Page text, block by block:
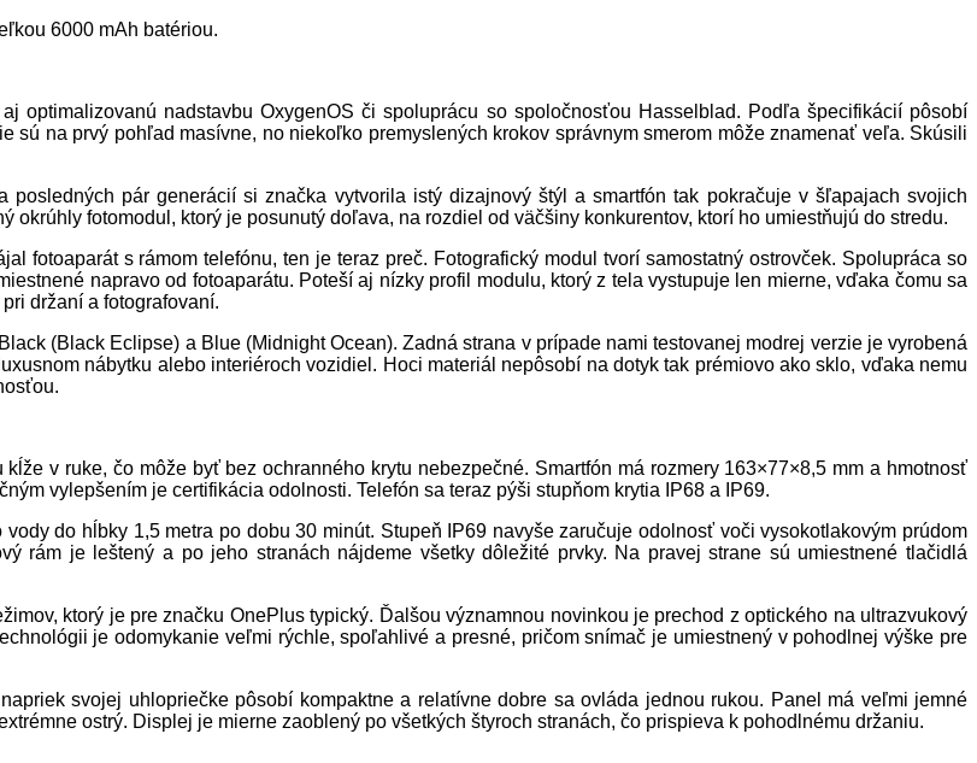
6000 mAh batériou.
optimalizovanú nadstavbu OxygenOS či spoluprácu so spoločnosťou Hasselblad. Podľa špecifikácií pôsobí
sú na prvý pohľad masívne, no niekoľko premyslených krokov správnym smerom môže znamenať veľa. Skúsili
pár generácií si značka vytvorila istý dizajnový štýl a smartfón tak pokračuje v šľapajach svojich
okrúhly fotomodul, ktorý je posunutý doľava, na rozdiel od väčšiny konkurentov, ktorí ho umiestňujú do stredu.
fotoaparát s rámom telefónu, ten je teraz preč. Fotografický modul tvorí samostatný ostrovček. Spolupráca so
napravo od fotoaparátu. Poteší aj nízky profil modulu, ktorý z tela vystupuje len mierne, vďaka čomu sa
držaní a fotografovaní.
(Black Eclipse) a Blue (Midnight Ocean). Zadná strana v prípade nami testovanej modrej verzie je vyrobená
nábytku alebo interiéroch vozidiel. Hoci materiál nepôsobí na dotyk tak prémiovo ako sklo, vďaka nemu
v ruke, čo môže byť bez ochranného krytu nebezpečné. Smartfón má rozmery 163×77×8,5 mm a hmotnosť
vylepšením je certifikácia odolnosti. Telefón sa teraz pýši stupňom krytia IP68 a IP69.
do hĺbky 1,5 metra po dobu 30 minút. Stupeň IP69 navyše zaručuje odolnosť voči vysokotlakovým prúdom
rám je leštený a po jeho stranách nájdeme všetky dôležité prvky. Na pravej strane sú umiestnené tlačidlá
ktorý je pre značku OnePlus typický. Ďalšou významnou novinkou je prechod z optického na ultrazvukový
je odomykanie veľmi rýchle, spoľahlivé a presné, pričom snímač je umiestnený v pohodlnej výške pre
svojej uhlopriečke pôsobí kompaktne a relatívne dobre sa ovláda jednou rukou. Panel má veľmi jemné
ostrý. Displej je mierne zaoblený po všetkých štyroch stranách, čo prispieva k pohodlnému držaniu.